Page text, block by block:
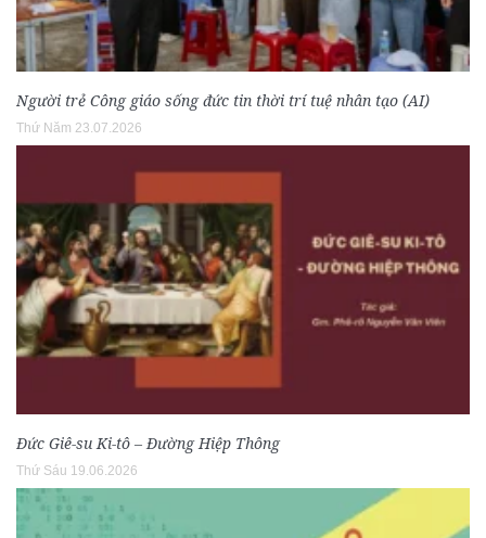
Người trẻ Công giáo sống đức tin thời trí tuệ nhân tạo (AI)
Thứ Năm 23.07.2026
Đức Giê-su Ki-tô – Đường Hiệp Thông
Thứ Sáu 19.06.2026